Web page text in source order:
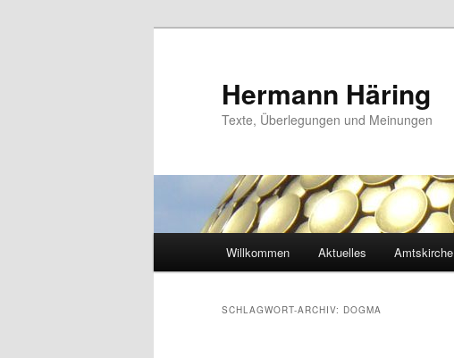
Hermann Häring
Texte, Überlegungen und Meinungen
Willkommen Aktuelles Amtskirche
SCHLAGWORT-ARCHIV: DOGMA